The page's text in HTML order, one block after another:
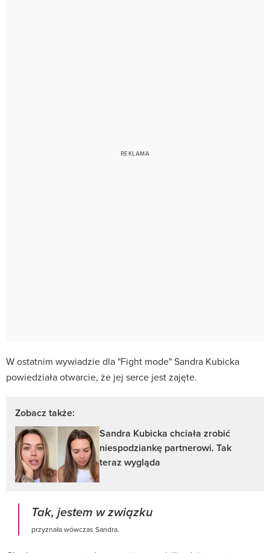
W ostatnim wywiadzie dla "Fight mode" Sandra Kubicka
powiedziała otwarcie, że jej serce jest zajęte.
Zobacz także:
Sandra Kubicka chciała zrobić
niespodziankę partnerowi. Tak
teraz wygląda
Tak, jestem w związku
przyznała wówczas Sandra.